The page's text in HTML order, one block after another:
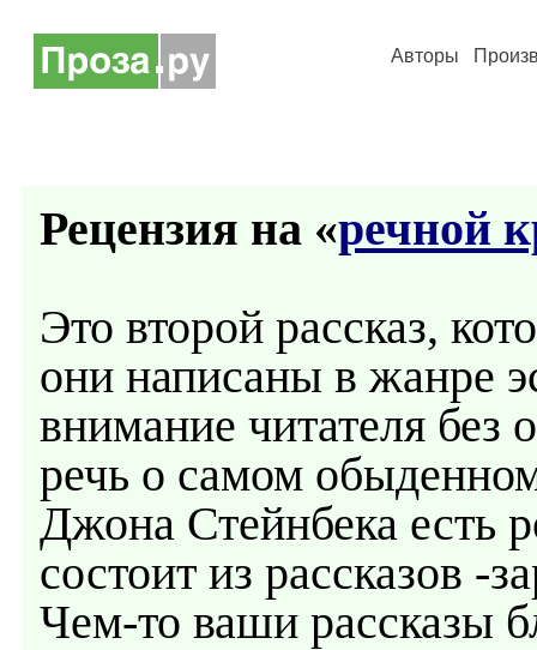
Авторы
Рецензия на «речной
Это второй рассказ,
они написаны в жанре
внимание читателя
речь о самом
Джона Стейнбека есть
состоит из рассказов -
Чем-то ваши рассказы